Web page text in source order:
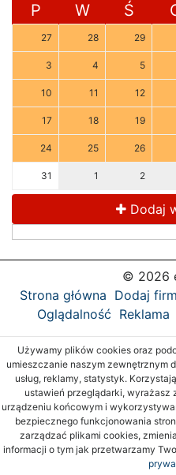
P W Ś
27 28 29
3 4 5
10 11 12
17 18 19
24 25 26
31 1 2
Dodaj
© 2026
Strona główna Dodaj
Oglądalność Reklama
Używamy plików cookies oraz
umieszczanie naszym zewnętrznym
usług, reklamy, statystyk.
ustawień przeglądarki, wyrażasz
urządzeniu końcowym i
bezpiecznego funkcjonowania
zarządzać plikami cookies,
informacji o tym jak przetwarzamy